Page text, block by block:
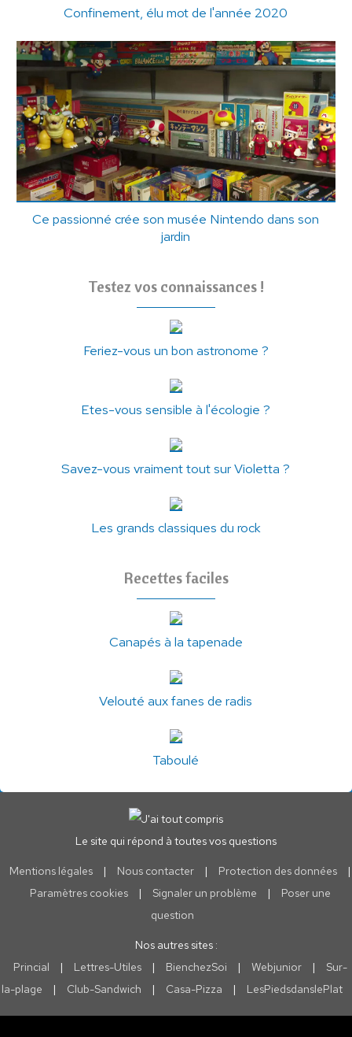
Confinement, élu mot de l'année 2020
Ce passionné crée son musée Nintendo dans son
jardin
Testez vos connaissances !
Feriez-vous un bon astronome ?
Etes-vous sensible à l'écologie ?
Savez-vous vraiment tout sur Violetta ?
Les grands classiques du rock
Recettes faciles
Canapés à la tapenade
Velouté aux fanes de radis
Taboulé
Le site qui répond à toutes vos questions
Mentions légales | Nous contacter | Protection des données
|
Paramètres cookies
| Signaler un problème |
Poser une
question
Nos autres sites :
Princial
| Lettres-Utiles | BienchezSoi | Webjunior |
Sur-
la-plage
| Club-Sandwich | Casa-Pizza | LesPiedsdanslePlat